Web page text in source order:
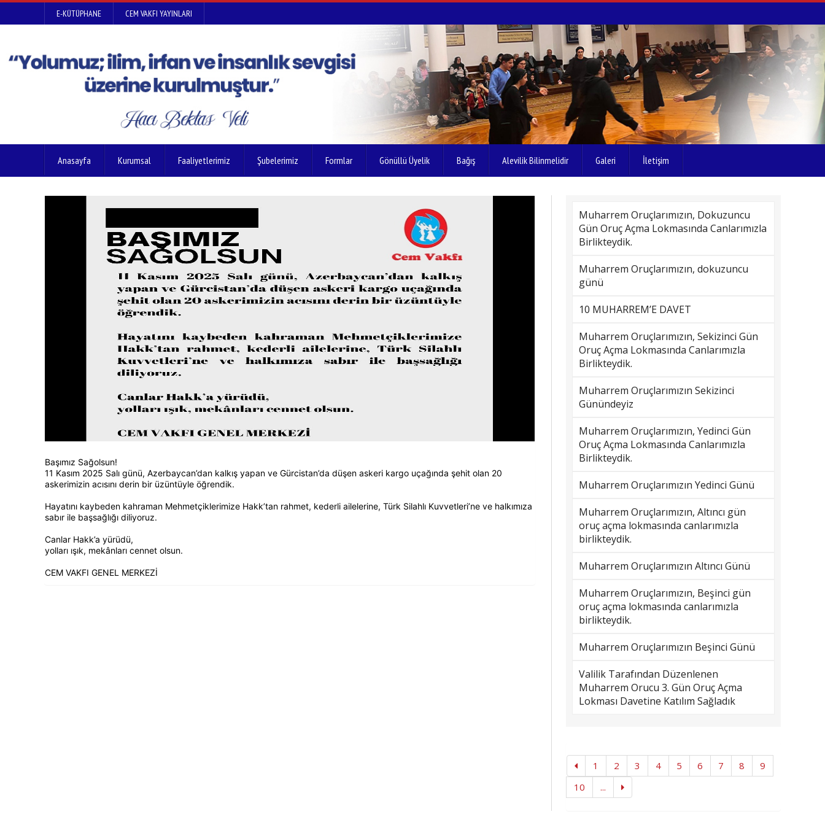
E-KÜTÜPHANE CEM VAKFI YAYINLARI
Anasayfa Kurumsal Faaliyetlerimiz Şubelerimiz Formlar Gönüllü Üyelik Bağış Alevilik Bilinmelidir Galeri İletişim
Başımız Sağolsun!
11 Kasım 2025 Salı günü, Azerbaycan’dan kalkış yapan ve Gürcistan’da düşen askeri kargo uçağında şehit olan 20
askerimizin acısını derin bir üzüntüyle öğrendik.
Hayatını kaybeden kahraman Mehmetçiklerimize Hakk’tan rahmet, kederli ailelerine, Türk Silahlı Kuvvetleri’ne ve halkımıza
sabır ile başsağlığı diliyoruz.
Canlar Hakk’a yürüdü,
yolları ışık, mekânları cennet olsun.
CEM VAKFI GENEL MERKEZİ
Muharrem Oruçlarımızın, Dokuzuncu
Gün Oruç Açma Lokmasında Canlarımızla
Birlikteydik.
Muharrem Oruçlarımızın, dokuzuncu
günü
10 MUHARREM’E DAVET
Muharrem Oruçlarımızın, Sekizinci Gün
Oruç Açma Lokmasında Canlarımızla
Birlikteydik.
Muharrem Oruçlarımızın Sekizinci
Günündeyiz
Muharrem Oruçlarımızın, Yedinci Gün
Oruç Açma Lokmasında Canlarımızla
Birlikteydik.
Muharrem Oruçlarımızın Yedinci Günü
Muharrem Oruçlarımızın, Altıncı gün
oruç açma lokmasında canlarımızla
birlikteydik.
Muharrem Oruçlarımızın Altıncı Günü
Muharrem Oruçlarımızın, Beşinci gün
oruç açma lokmasında canlarımızla
birlikteydik.
Muharrem Oruçlarımızın Beşinci Günü
Valilik Tarafından Düzenlenen
Muharrem Orucu 3. Gün Oruç Açma
Lokması Davetine Katılım Sağladık
1 2 3 4 5 6 7 8
9
10
...